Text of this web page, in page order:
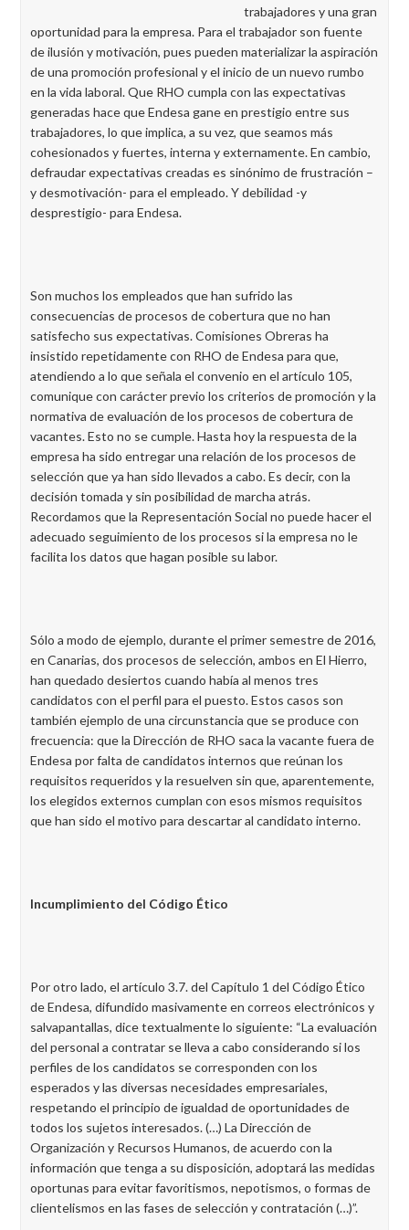
trabajadores y una gran
oportunidad para la empresa. Para el trabajador son fuente
de ilusión y motivación, pues pueden materializar la aspiración
de una promoción profesional y el inicio de un nuevo rumbo
en la vida laboral. Que RHO cumpla con las expectativas
generadas hace que Endesa gane en prestigio entre sus
trabajadores, lo que implica, a su vez, que seamos más
cohesionados y fuertes, interna y externamente. En cambio,
defraudar expectativas creadas es sinónimo de frustración –
y desmotivación- para el empleado. Y debilidad -y
desprestigio- para Endesa.
Son muchos los empleados que han sufrido las
consecuencias de procesos de cobertura que no han
satisfecho sus expectativas. Comisiones Obreras ha
insistido repetidamente con RHO de Endesa para que,
atendiendo a lo que señala el convenio en el artículo 105,
comunique con carácter previo los criterios de promoción y la
normativa de evaluación de los procesos de cobertura de
vacantes. Esto no se cumple. Hasta hoy la respuesta de la
empresa ha sido entregar una relación de los procesos de
selección que ya han sido llevados a cabo. Es decir, con la
decisión tomada y sin posibilidad de marcha atrás.
Recordamos que la Representación Social no puede hacer el
adecuado seguimiento de los procesos si la empresa no le
facilita los datos que hagan posible su labor.
Sólo a modo de ejemplo, durante el primer semestre de 2016,
en Canarias, dos procesos de selección, ambos en El Hierro,
han quedado desiertos cuando había al menos tres
candidatos con el perfil para el puesto. Estos casos son
también ejemplo de una circunstancia que se produce con
frecuencia: que la Dirección de RHO saca la vacante fuera de
Endesa por falta de candidatos internos que reúnan los
requisitos requeridos y la resuelven sin que, aparentemente,
los elegidos externos cumplan con esos mismos requisitos
que han sido el motivo para descartar al candidato interno.
Incumplimiento del Código Ético
Por otro lado, el artículo 3.7. del Capítulo 1 del Código Ético
de Endesa, difundido masivamente en correos electrónicos y
salvapantallas, dice textualmente lo siguiente: “La evaluación
del personal a contratar se lleva a cabo considerando si los
perfiles de los candidatos se corresponden con los
esperados y las diversas necesidades empresariales,
respetando el principio de igualdad de oportunidades de
todos los sujetos interesados. (…) La Dirección de
Organización y Recursos Humanos, de acuerdo con la
información que tenga a su disposición, adoptará las medidas
oportunas para evitar favoritismos, nepotismos, o formas de
clientelismos en las fases de selección y contratación (…)”.